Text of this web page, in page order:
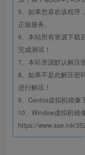
5、如果您喜欢该程序
正版服务。
6、本站所有资源下载
完成测试！
7、本站资源默认解压
8、如果不是此解压密
进行解压！
9、Centos虚拟机镜像
10、Window虚拟机镜
https://www.aae.ink/